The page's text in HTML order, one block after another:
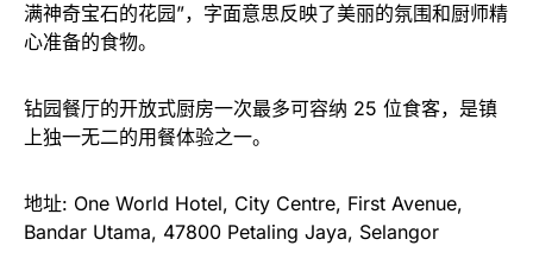
满神奇宝石的花园”，字面意思反映了美丽的氛围和厨师精
心准备的食物。
钻园餐厅的开放式厨房一次最多可容纳 25 位食客，是镇
上独一无二的用餐体验之一。
地址: One World Hotel, City Centre, First Avenue,
Bandar Utama, 47800 Petaling Jaya, Selangor